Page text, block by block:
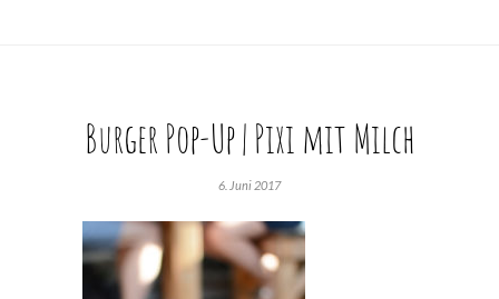
Burger Pop-Up | Pixi mit Milch
6. Juni 2017